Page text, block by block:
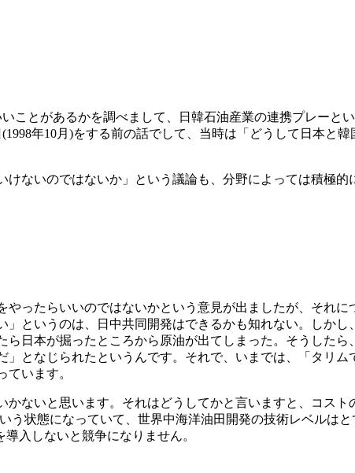
ことがあるかを調べまして、日韓石油産業の連携プレーと
年10月)をする前の話でして、当時は「どうして日本と韓
ないのではないか」という議論も、分野によっては積極的
ったらいいのではないかという意見が出ましたが、それに
というのは、日中共同開発はできるかも知れない。しかし
日本が掘ったところから原油が出てしまった。そうしたら
となじられたというんです。それで、いまでは、「タリム
います。
ないと思います。それはどうしてかと言いますと、コスト
状態になっていて、世界中海洋油田開発の技術レベルは
入しないと競争になりません。